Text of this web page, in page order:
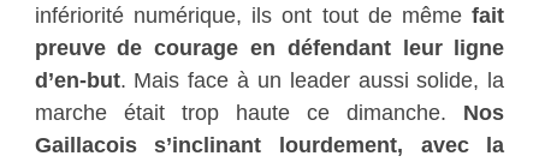
infériorité numérique, ils ont tout de mêmefait
preuve de courage en défendant leur ligne
d’en-but. Mais face à un leader aussi solide, la
marche était trop haute ce dimanche. Nos
Gaillacois s’inclinant lourdement, avec la